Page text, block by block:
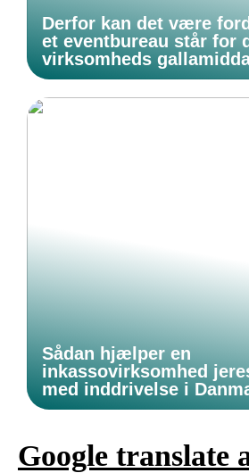
Derfor kan det være
et eventbureau står for
virksomheds
Sådan hjælper en
inkassovirksomhed
med inddrivelse i
Google translate